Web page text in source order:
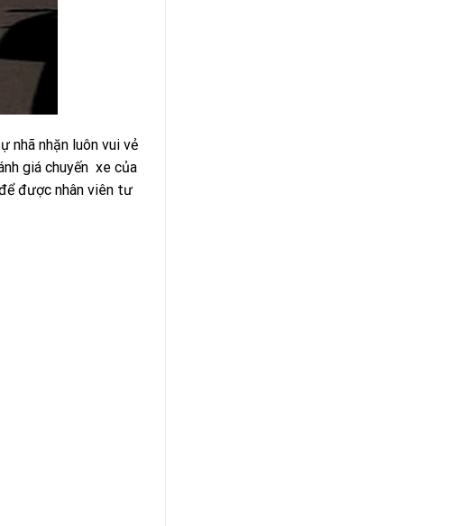
nhã nhặn luôn vui vẻ
giá chuyến xe của
được nhân viên tư